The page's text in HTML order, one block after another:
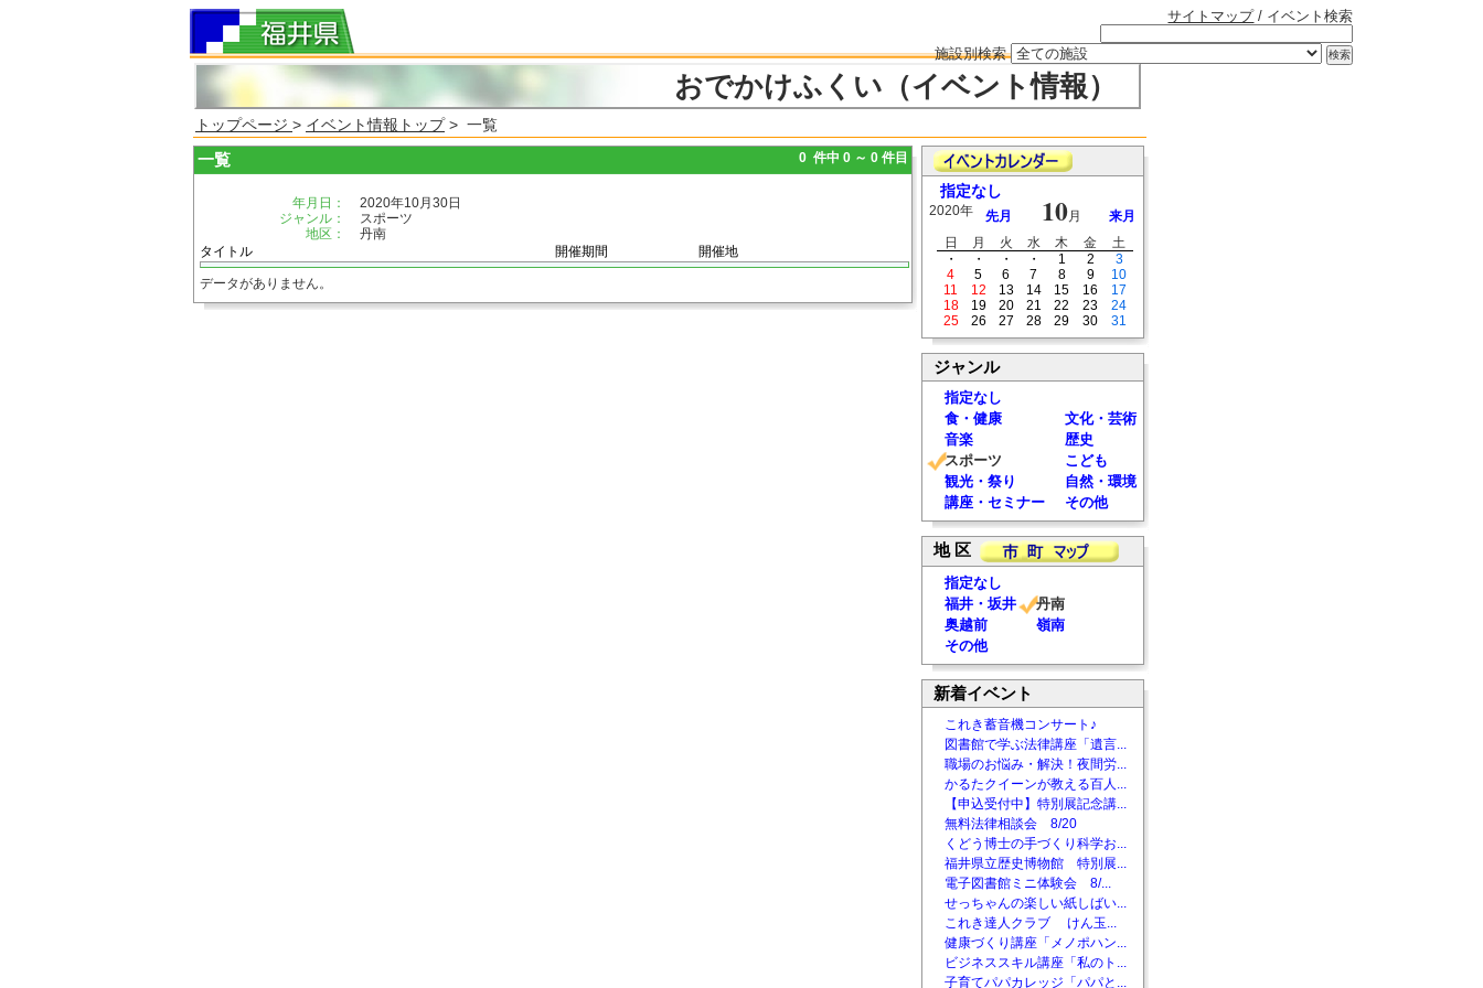
サイトマップ/ イベント検索
施設別検索
おでかけふくい（イベント情報）
トップページ > イベント情報トップ> 一覧
一覧 0 件中 0 ～ 0 件目
年月日：
2020年10月30日
ジャンル：
スポーツ
地区：
丹南
タイトル
開催期間 開催地
データがありません。
指定なし
2020年 先月 10月
来月
日
月 火 水 木 金
土
・
・ ・ ・ 1 2
3
4
5 6 7 8 9
10
11
12 13 14 15 16
17
18
19 20 21 22 23
24
25
26 27 28 29 30 31
ジャンル
指定なし
食・健康
文化・芸術
音楽
歴史
スポーツ
こども
観光・祭り
自然・環境
講座・セミナー
その他
地 区
指定なし
福井・坂井
丹南
奥越前
嶺南
その他
新着イベント
これき蓄音機コンサート♪
図書館で学ぶ法律講座「遺言...
職場のお悩み・解決！夜間労...
かるたクイーンが教える百人...
【申込受付中】特別展記念講...
無料法律相談会 8/20
くどう博士の手づくり科学お...
福井県立歴史博物館 特別展...
電子図書館ミニ体験会 8/...
せっちゃんの楽しい紙しばい...
これき達人クラブ けん玉...
健康づくり講座「メノポハン...
ビジネススキル講座「私のト...
子育てパパカレッジ「パパと...